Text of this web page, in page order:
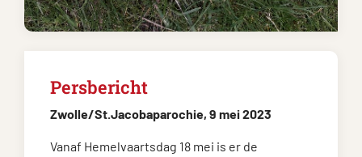
Persbericht
Zwolle/St.Jacobaparochie, 9 mei 2023
Vanaf Hemelvaartsdag 18 mei is er de